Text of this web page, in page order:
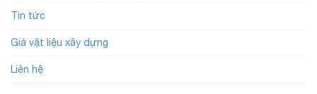
Tin tức
Giá vật liệu xây dựng
Liên hệ